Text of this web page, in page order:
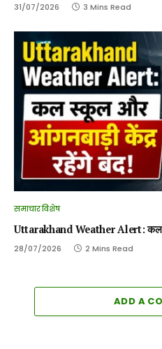
31/07/2026 3 Mins Read
समाचार विशेष
Uttarakhand Weather Alert: कल
28/07/2026 2 Mins Read
ADD A